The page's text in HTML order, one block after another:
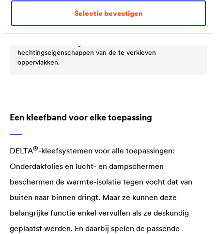
Selectie bevestigen
Oplosmiddelvrije, universele zelfhechtende primer voor
hechtingseigenschappen van de te verkleven
oppervlakken.
Een kleefband voor elke toepassing
DELTA®-kleefsystemen voor alle toepassingen:
Onderdakfolies en lucht- en dampschermen
beschermen de warmte-isolatie tegen vocht dat van
buiten naar binnen dringt. Maar ze kunnen deze
belangrijke functie enkel vervullen als ze deskundig
geplaatst werden. En daarbij spelen de passende